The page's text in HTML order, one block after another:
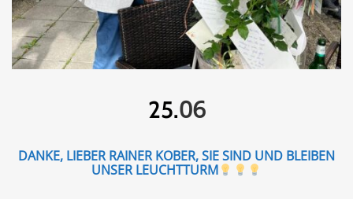
25.06
DANKE, LIEBER RAINER KOBER, SIE SIND UND BLEIBEN
UNSER LEUCHTTURM